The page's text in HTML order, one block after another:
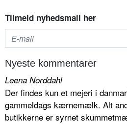
Tilmeld nyhedsmail her
Nyeste kommentarer
Leena Norddahl
Der findes kun et mejeri i
gammeldags kærnemælk. Alt
butikkerne er syrnet